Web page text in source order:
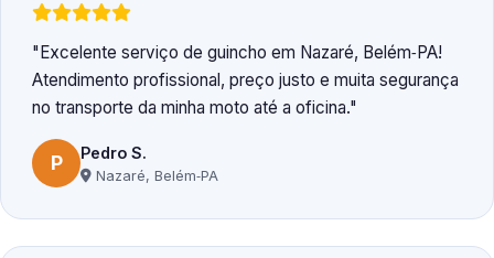
Excelente serviço de guincho em Nazaré, Belém‑PA!
Atendimento profissional, preço justo e muita segurança
no transporte da minha moto até a oficina.
P Pedro S.
Nazaré, Belém‑PA